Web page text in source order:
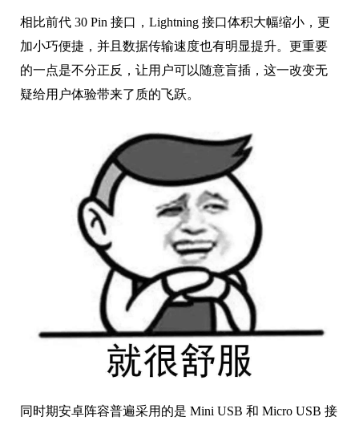
相比前代 30 Pin 接口，Lightning 接口体积大幅缩小，更
加小巧便捷，并且数据传输速度也有明显提升。更重要
的一点是不分正反，让用户可以随意盲插，这一改变无
疑给用户体验带来了质的飞跃。
同时期安卓阵容普遍采用的是 Mini USB 和 Micro USB 接